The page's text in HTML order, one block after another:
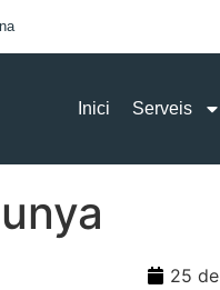
Inici Serveis
25